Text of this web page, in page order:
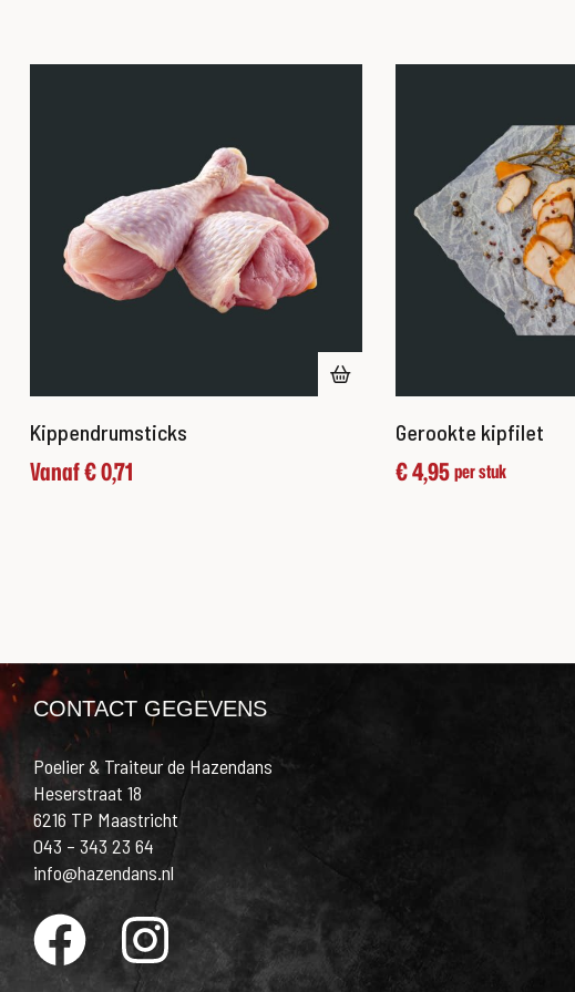
Kippendrumsticks
Vanaf€0,71
Gerookte kipfilet
€4,95per stuk
CONTACT GEGEVENS
Poelier & Traiteur de Hazendans
Heserstraat 18
6216 TP Maastricht
043 – 343 23 64
info@hazendans.nl